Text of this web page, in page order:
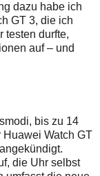
dazu habe ich
GT 3, die ich
testen durfte,
auf – und
bis zu 14
Watch GT
die Uhr selbst